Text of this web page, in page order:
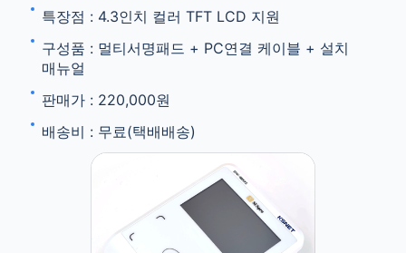
특장점 : 4.3인치 컬러 TFT LCD 지원
구성품 : 멀티서명패드 + PC연결 케이블 + 설치
매뉴얼
판매가 : 220,000원
배송비 : 무료(택배배송)